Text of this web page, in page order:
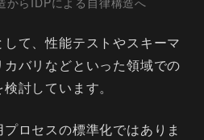
て、性能テストやスキーマ
バリなどといった領域での
討しています。
ロセスの標準化ではありま